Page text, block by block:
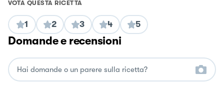
VOTA QUESTA RICETTA
1 2 3 4 5
Domande e recensioni